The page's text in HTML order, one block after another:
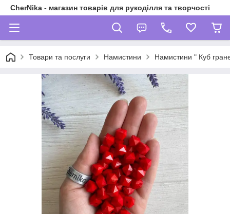
CherNika - магазин товарів для рукоділля та творчості
Товари та послуги Намистини Намистини " Куб